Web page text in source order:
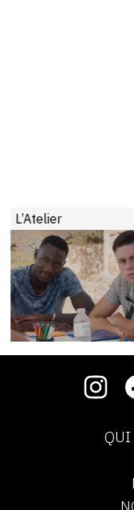
L’Atelier
QUI